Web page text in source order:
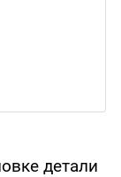
детали